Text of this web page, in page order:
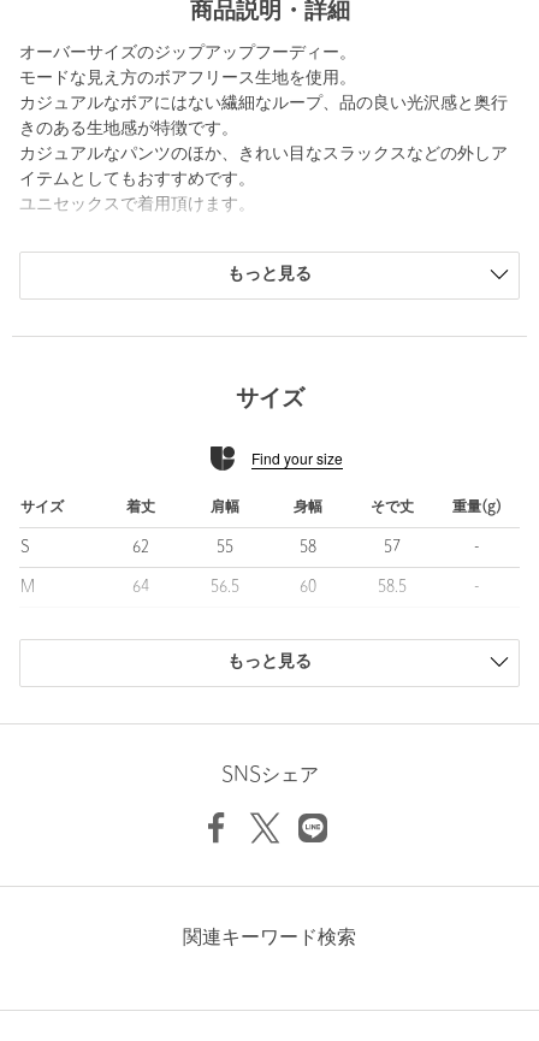
商品説明・詳細
オーバーサイズのジップアップフーディー。
モードな見え方のボアフリース生地を使用。
カジュアルなボアにはない繊細なループ、品の良い光沢感と奥行
きのある生地感が特徴です。
カジュアルなパンツのほか、きれい目なスラックスなどの外しア
イテムとしてもおすすめです。
ユニセックスで着用頂けます。
============================
透け感：なし
※商品に「取り扱い上の注意書き」、「洗濯表示」がございます
※商品画像は、光の当たり具合やパソコンなどの閲覧環境によ
り、実際の色味と異なって見える場合がございます。あらかじめ
ご了承ください。
※商品の色味の目安は、商品単体の画像をご参照ください。
【アウトレット商品のご説明】
・返品、ご注文確定後の内容変更・追加注文はお受けできませ
・セールアイテムは予告なく価格の変更を行う場合がございます
ます。また、タグの表記と購入価格が異なる場合がございます。
よりご連絡をいただいた時点で弊社に在庫がある場合に限り、交
もっと見る
サイズ
Find your size
サイズ 着丈 肩幅 身幅 そで丈 重量(g)
S 62 55 58 57 -
M 64 56.5 60 58.5 -
59.5 64
Sleeve length
Width 60cm
56.5cm
もっと見る
SNSシェア
関連キーワード検索